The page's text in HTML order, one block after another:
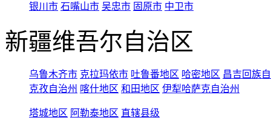
银川市 石嘴山市 吴忠市 固原市 中卫市
新疆维吾尔自治区
乌鲁木齐市 克拉玛依市 吐鲁番地区 哈密地区 昌吉回族
克孜自治州 喀什地区 和田地区 伊犁哈萨克自治州
塔城地区 阿勒泰地区 直辖县级